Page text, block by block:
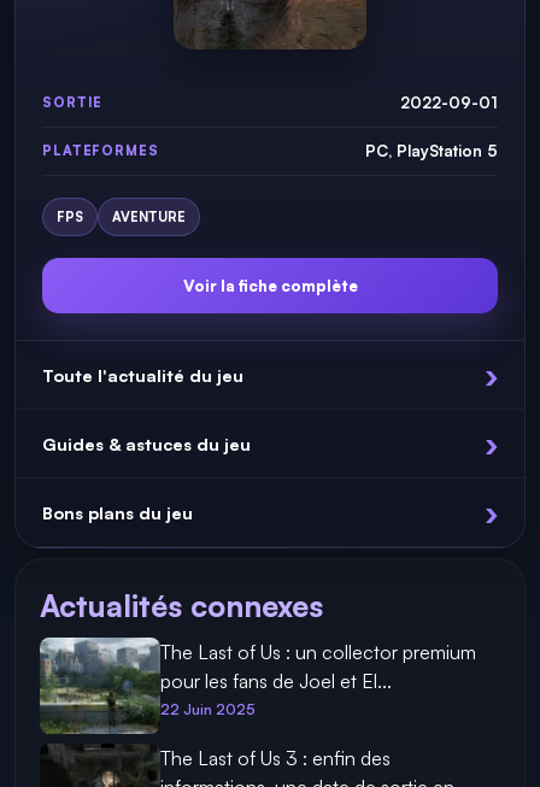
SORTIE 2022-09-01
PLATEFORMES PC, PlayStation 5
FPS AVENTURE
Voir la fiche complète
Toute l'actualité du jeu
Guides & astuces du jeu
Bons plans du jeu
Actualités connexes
The Last of Us : un collector premium
pour les fans de Joel et El...
22 Juin 2025
The Last of Us 3 : enfin des